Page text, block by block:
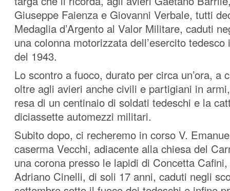
Giuseppe Faienza e Giovanni Verbale, tutti
Medaglia d’Argento al Valor Militare, caduti
una colonna motorizzata dell’esercito
del 1943.
Lo scontro a fuoco, durato per circa un’ora, a
oltre agli avieri anche civili e partigiani in
resa di un centinaio di soldati tedeschi e la
diciassette automezzi militari.
Subito dopo, ci recheremo in corso V.
caserma Vecchi, adiacente alla chiesa del
una corona presso le lapidi di Concetta
Adriano Cinelli, di soli 17 anni, caduti negli